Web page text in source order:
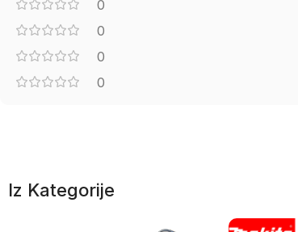
0
0
0
0
Iz Kategorije